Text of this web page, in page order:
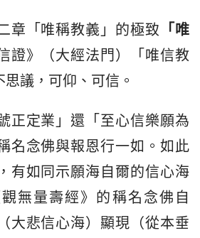
章「唯稱教義」的極致 「唯
證》（大經法門）「唯信教
議，可仰、可信。
正定業」還「至心信樂願為
名念佛與報恩行一如。如此
有如同示願海自爾的信心海
無量壽經》的稱名念佛自
大悲信心海）顯現（從本垂